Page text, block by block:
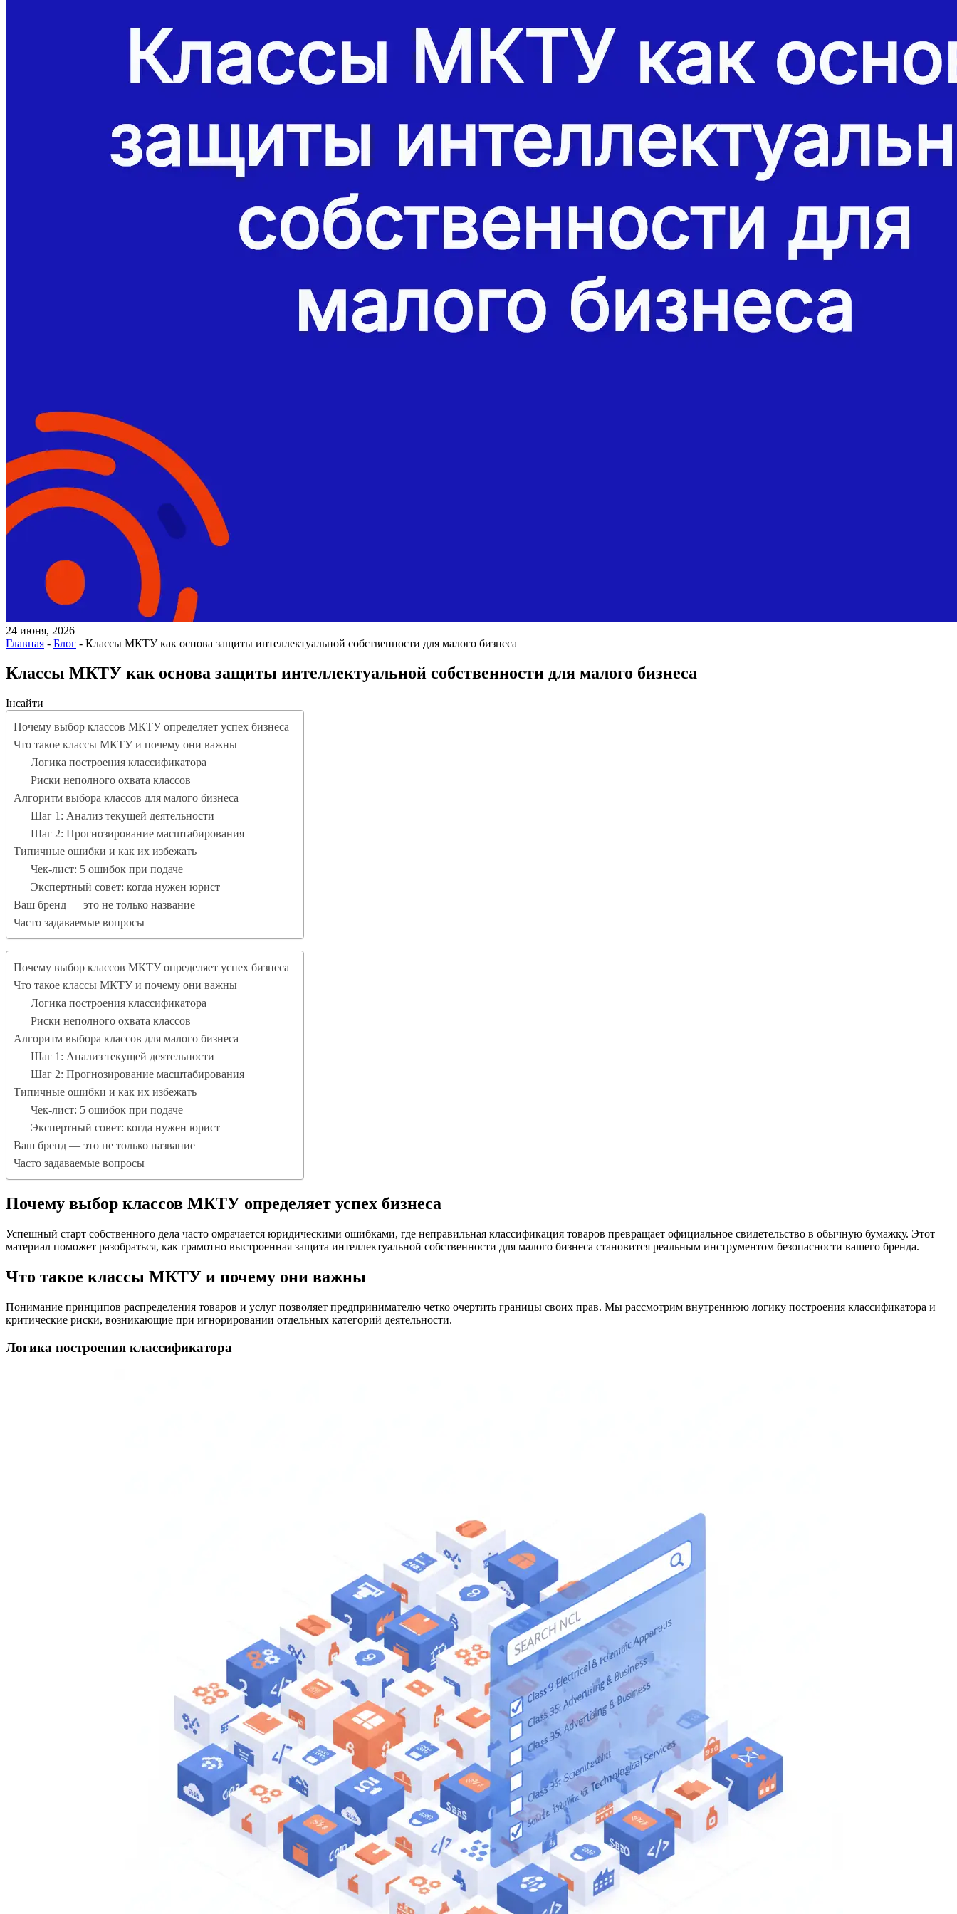
24 июня, 2026
Главная - Блог - Классы МКТУ как основа защиты интеллектуальной собственности для малого бизнеса
Классы МКТУ как основа защиты интеллектуальной собственности для малого бизнеса
Інсайти
Почему выбор классов МКТУ определяет успех бизнеса
Что такое классы МКТУ и почему они важны
Логика построения классификатора
Риски неполного охвата классов
Алгоритм выбора классов для малого бизнеса
Шаг 1: Анализ текущей деятельности
Шаг 2: Прогнозирование масштабирования
Типичные ошибки и как их избежать
Чек-лист: 5 ошибок при подаче
Экспертный совет: когда нужен юрист
Ваш бренд — это не только название
Часто задаваемые вопросы
Почему выбор классов МКТУ определяет успех бизнеса
Что такое классы МКТУ и почему они важны
Логика построения классификатора
Риски неполного охвата классов
Алгоритм выбора классов для малого бизнеса
Шаг 1: Анализ текущей деятельности
Шаг 2: Прогнозирование масштабирования
Типичные ошибки и как их избежать
Чек-лист: 5 ошибок при подаче
Экспертный совет: когда нужен юрист
Ваш бренд — это не только название
Часто задаваемые вопросы
Почему выбор классов МКТУ определяет успех бизнеса
Успешный старт собственного дела часто омрачается юридическими ошибками, где неправильная классификация товаров превращает официальное свидетельство в обычную бумажку. Этот
материал поможет разобраться, как грамотно выстроенная защита интеллектуальной собственности для малого бизнеса становится реальным инструментом безопасности вашего бренда.
Что такое классы МКТУ и почему они важны
Понимание принципов распределения товаров и услуг позволяет предпринимателю четко очертить границы своих прав. Мы рассмотрим внутреннюю логику построения классификатора и
критические риски, возникающие при игнорировании отдельных категорий деятельности.
Логика построения классификатора